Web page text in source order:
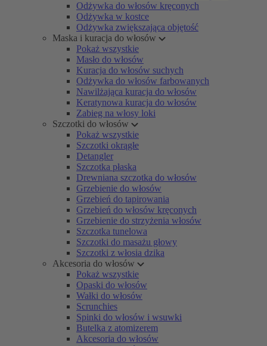
Odżywka do włosów kręconych
Odżywka w kostce
Odżywka zwiększająca objętość
Maska i kuracja do włosów
Pokaż wszystkie
Masło do włosów
Kuracja do włosów suchych
Odżywka do włosów farbowanych
Nawilżająca kuracja do włosów
Keratynowa kuracja do włosów
Zabieg na włosy loki
Szczotki do włosów
Pokaż wszystkie
Szczotki okrągłe
Detangler
Szczotka płaska
Drewniana szczotka do włosów
Grzebienie do włosów
Grzebień do tapirowania
Grzebień do włosów kręconych
Grzebienie do strzyżenia włosów
Szczotka tunelowa
Szczotki do masażu głowy
Szczotki z włosia dzika
Akcesoria do włosów
Pokaż wszystkie
Opaski do włosów
Wałki do włosów
Scrunchies
Spinki do włosów i wsuwki
Butelka z atomizerem
Akcesoria do włosów